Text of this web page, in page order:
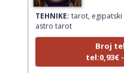
TEHNIKE:tarot, egipatski
astro tarot
Broj
tel:0,93€